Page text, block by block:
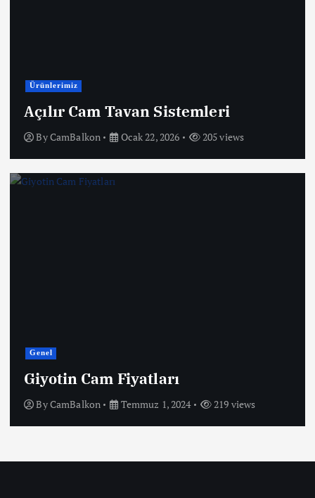
Ürünlerimiz
Açılır Cam Tavan Sistemleri
ByCamBalkon Ocak 22, 2026 205 views
Genel
Giyotin Cam Fiyatları
ByCamBalkon Temmuz 1, 2024 219 views